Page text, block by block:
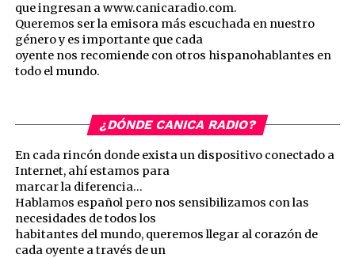
que ingresan a www.canicaradio.com.
Queremos ser la emisora más escuchada en nuestro
género y es importante que cada
oyente nos recomiende con otros hispanohablantes en
todo el mundo.
¿DÓNDE CANICA RADIO?
En cada rincón donde exista un dispositivo conectado a
Internet, ahí estamos para
marcar la diferencia…
Hablamos español pero nos sensibilizamos con las
necesidades de todos los
habitantes del mundo, queremos llegar al corazón de
cada oyente a través de un